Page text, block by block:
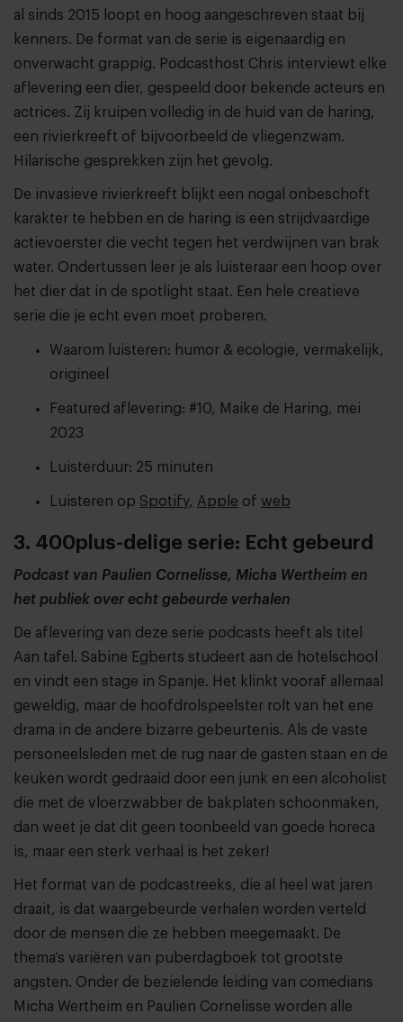
al sinds 2015 loopt en hoog aangeschreven staat bij
kenners. De format van de serie is eigenaardig en
onverwacht grappig. Podcasthost Chris interviewt elke
aflevering een dier, gespeeld door bekende acteurs en
actrices. Zij kruipen volledig in de huid van de haring,
een rivierkreeft of bijvoorbeeld de vliegenzwam.
Hilarische gesprekken zijn het gevolg.
De invasieve rivierkreeft blijkt een nogal onbeschoft
karakter te hebben en de haring is een strijdvaardige
actievoerster die vecht tegen het verdwijnen van brak
water. Ondertussen leer je als luisteraar een hoop over
het dier dat in de spotlight staat. Een hele creatieve
serie die je echt even moet proberen.
Waarom luisteren: humor & ecologie, vermakelijk,
origineel
Featured aflevering: #10, Maike de Haring, mei
2023
Luisterduur: 25 minuten
Luisteren op Spotify, Apple of web
3. 400plus-delige serie: Echt gebeurd
Podcast van Paulien Cornelisse, Micha Wertheim en
het publiek over echt gebeurde verhalen
De aflevering van deze serie podcasts heeft als titel
Aan tafel. Sabine Egberts studeert aan de hotelschool
en vindt een stage in Spanje. Het klinkt vooraf allemaal
geweldig, maar de hoofdrolspeelster rolt van het ene
drama in de andere bizarre gebeurtenis. Als de vaste
personeelsleden met de rug naar de gasten staan en de
keuken wordt gedraaid door een junk en een alcoholist
die met de vloerzwabber de bakplaten schoonmaken,
dan weet je dat dit geen toonbeeld van goede horeca
is, maar een sterk verhaal is het zeker!
Het format van de podcastreeks, die al heel wat jaren
draait, is dat waargebeurde verhalen worden verteld
door de mensen die ze hebben meegemaakt. De
thema’s variëren van puberdagboek tot grootste
angsten. Onder de bezielende leiding van comedians
Micha Wertheim en Paulien Cornelisse worden alle